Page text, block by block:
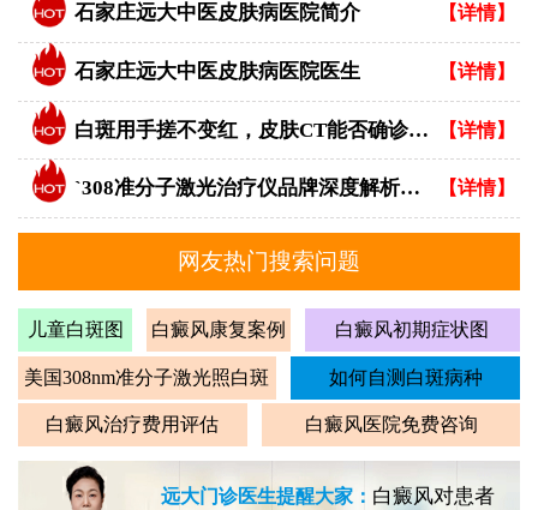
石家庄远大中医皮肤病医院简介 【详情】
石家庄远大中医皮肤病医院医生 【详情】
白斑用手搓不变红，皮肤CT能否确诊白癜风？ 【详情】
`308准分子激光治疗仪品牌深度解析：专业视角下的优选指南` 【详情】
网友热门搜索问题
儿童白斑图 白癜风康复案例 白癜风初期症状图
美国308nm准分子激光照白斑 如何自测白斑病种
白癜风治疗费用评估 白癜风医院免费咨询
远大门诊医生提醒大家： 白癜风对患者